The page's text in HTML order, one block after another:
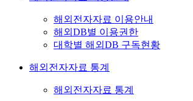
해외전자자료 이용안내
해외DB별 이용권한
대학별 해외DB 구독현황
해외전자자료 통계
해외전자자료 통계